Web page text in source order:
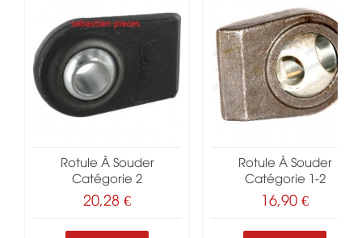
Rotule À Souder
Catégorie 2
20,28 €
Rotule À Souder
Catégorie 1-2
16,90 €